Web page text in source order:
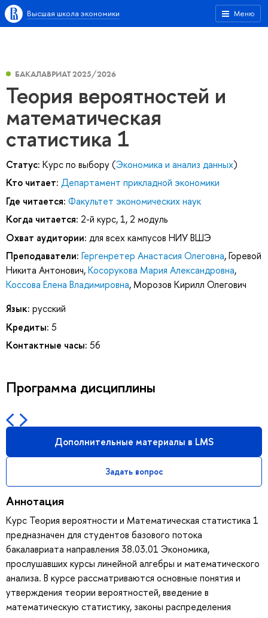
Меню
Высшая школа экономики
БАКАЛАВРИАТ 2025/2026
Теория вероятностей и
математическая
статистика 1
Статус: Курс по выбору (Экономика и анализ данных)
Кто читает: Департамент прикладной экономики
Где читается: Факультет экономических наук
Когда читается: 2-й курс, 1, 2 модуль
Охват аудитории: для всех кампусов НИУ ВШЭ
Преподаватели: Гергенретер Анастасия Олеговна,Горевой
Никита Антонович,Косорукова Мария Александровна,
Коссова Елена Владимировна, Морозов Кирилл Олегович
Язык: русский
Кредиты: 5
Контактные часы: 56
Программа дисциплины
Дополнительные материалы в LMS
Задать вопрос
Аннотация
Курс Теория вероятности и Математическая статистика 1
предназначен для студентов базового потока
бакалавриата направления 38.03.01 Экономика,
прослушавших курсы линейной алгебры и математического
анализа. В курсе рассматриваются основные понятия и
утверждения теории вероятностей, введение в
математическую статистику, законы распределения